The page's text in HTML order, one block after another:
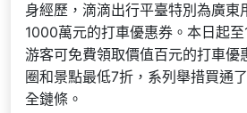
身經歷，滴滴出行平臺特別為廣東
1000萬元的打車優惠券。本日起
游客可免費領取價值百元的打車優
圈和景點最低7折，系列舉措買通
全鏈條。